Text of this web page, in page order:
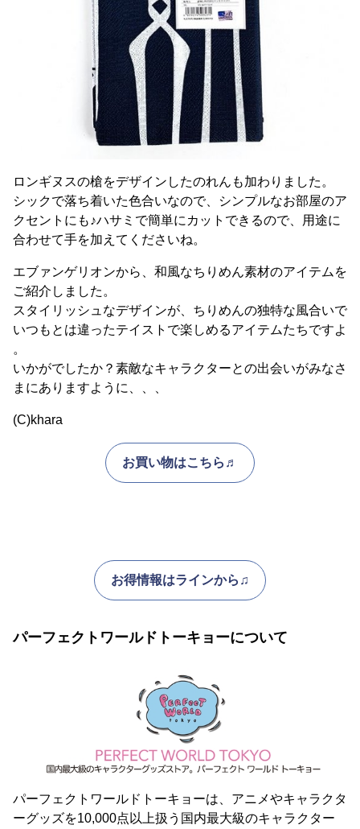
ロンギヌスの槍をデザインしたのれんも加わりました。
シックで落ち着いた色合いなので、シンプルなお部屋のア
クセントにも♪ハサミで簡単にカットできるので、用途に
合わせて手を加えてくださいね。
エブァンゲリオンから、和風なちりめん素材のアイテムを
ご紹介しました。
スタイリッシュなデザインが、ちりめんの独特な風合いで
いつもとは違ったテイストで楽しめるアイテムたちですよ
。
いかがでしたか？素敵なキャラクターとの出会いがみなさ
まにありますように、、、
(C)khara
お買い物はこちら♬
お得情報はラインから♫
パーフェクトワールドトーキョーについて
パーフェクトワールドトーキョーは、アニメやキャラクタ
ーグッズを10,000点以上扱う国内最大級のキャラクター